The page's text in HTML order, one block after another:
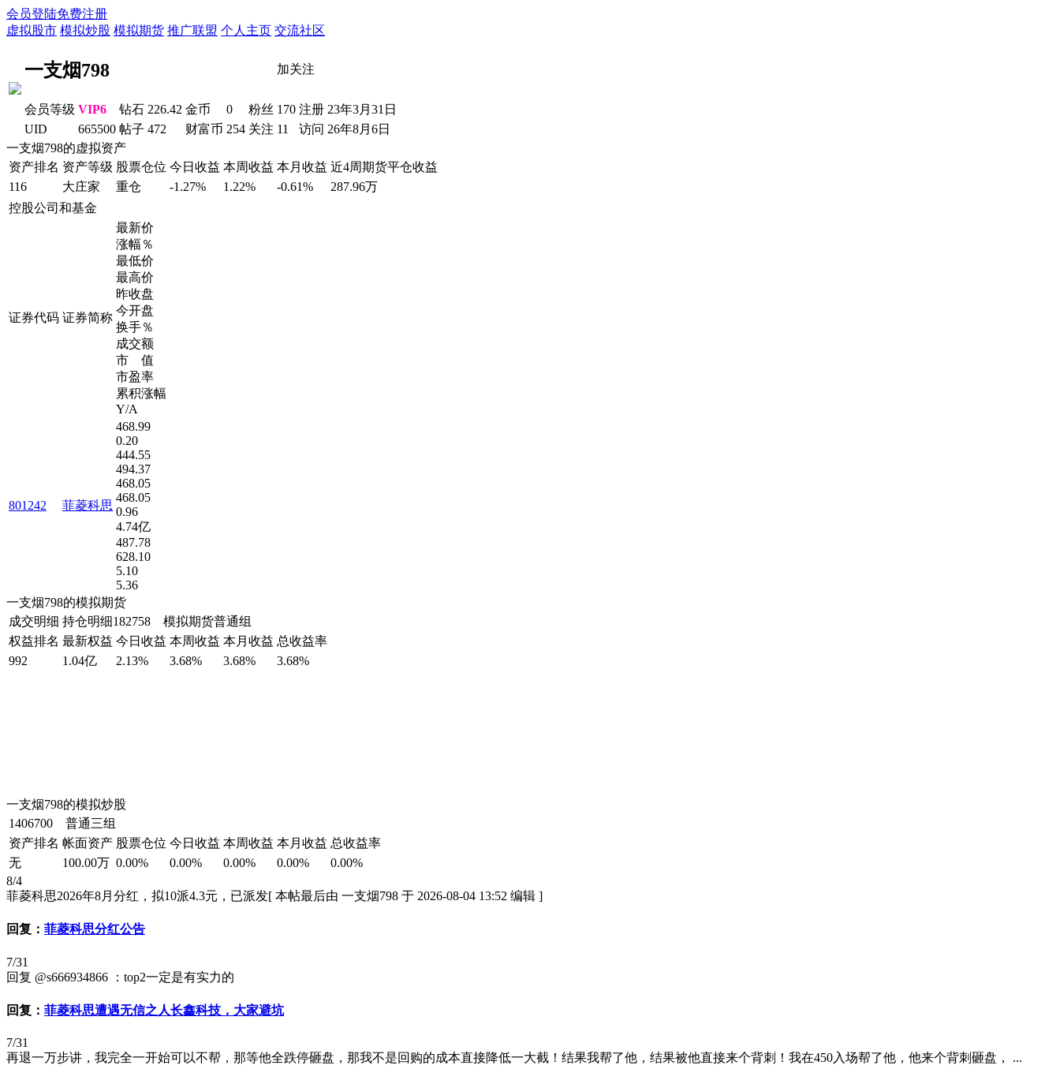
会员登陆免费注册
虚拟股市 模拟炒股 模拟期货 推广联盟 个人主页 交流社区
一支烟798 加关注
会员等级 VIP6 钻石 226.42 金币 0 粉丝 170 注册 23年3月31日
UID
665500 帖子 472 财富币 254 关注 11 访问 26年8月6日
一支烟798的虚拟资产
资产排名 资产等级 股票仓位 今日收益 本周收益 本月收益 近4周期货平仓收益
116
大庄家 重仓 -1.27% 1.22% -0.61%
287.96万
控股公司和基金
证券代码 证券简称
最新价
涨幅％
最低价
最高价
昨收盘
今开盘
换手％
成交额
市 值
市盈率
累积涨幅
Y/A
801242 菲菱科思
468.99
0.20
444.55
494.37
468.05
468.05
0.96
4.74亿
487.78
628.10
5.10
5.36
一支烟798的模拟期货
成交明细 持仓明细182758 模拟期货普通组
权益排名 最新权益 今日收益 本周收益 本月收益 总收益率
992
1.04亿 2.13% 3.68% 3.68% 3.68%
一支烟798的模拟炒股
1406700 普通三组
资产排名 帐面资产 股票仓位 今日收益 本周收益 本月收益 总收益率
无
100.00万 0.00% 0.00% 0.00% 0.00%
0.00%
8/4
菲菱科思2026年8月分红，拟10派4.3元，已派发[ 本帖最后由 一支烟798 于 2026-08-04 13:52 编辑 ]
回复： 菲菱科思分红公告
7/31
回复 @s666934866 ：top2一定是有实力的
回复： 菲菱科思遭遇无信之人长鑫科技，大家避坑
7/31
再退一万步讲，我完全一开始可以不帮，那等他全跌停砸盘，那我不是回购的成本直接降低一大截！结果我帮了他，结果被他直接来个背刺！我在450入场帮了他，他来个背刺砸盘， ...